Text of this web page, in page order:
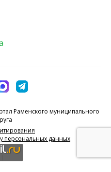
Раменского муниципального
персональных данных